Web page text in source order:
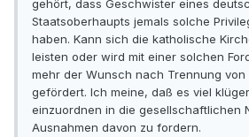
gehört, dass Geschwister eines
Staatsoberhaupts jemals solche
haben. Kann sich die katholische
leisten oder wird mit einer solchen
mehr der Wunsch nach Trennung von
gefördert. Ich meine, daß es viel
einzuordnen in die gesellschaftlichen
Ausnahmen davon zu fordern.